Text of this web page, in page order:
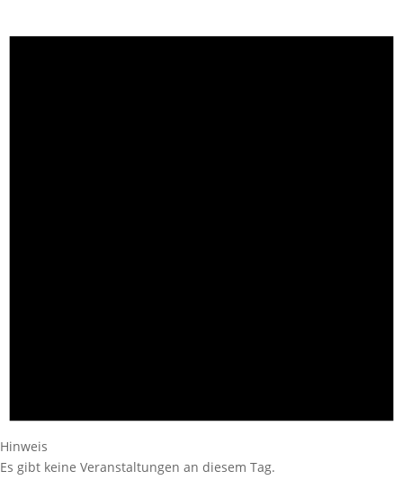
Hinweis
Es gibt keine Veranstaltungen an diesem Tag.